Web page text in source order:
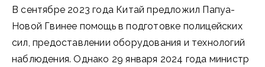
В сентябре 2023 года Китай предложил Папуа-
Новой Гвинее помощь в подготовке полицейских
сил, предоставлении оборудования и технологий
наблюдения. Однако 29 января 2024 года министр